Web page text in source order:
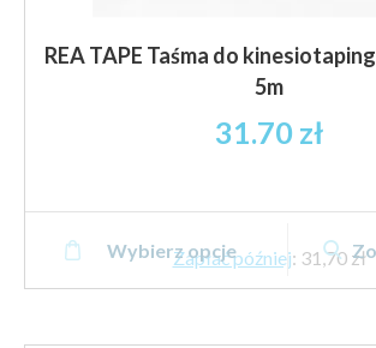
REA TAPE Taśma do
5m
31.70 zł
Zapłać później: 31,70 zł
Wybierz opcje